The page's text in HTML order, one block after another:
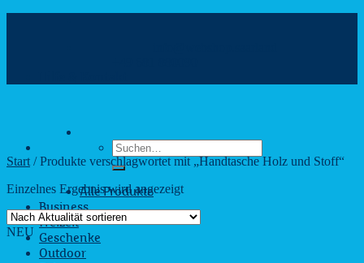
Suchen
nach:
Alle Produkte
Business
Freizeit
Geschenke
Outdoor
Start /Produkte verschlagwortet mit „Handtasche Holz und Stoff“
Einzelnes Ergebnis wird angezeigt
NEU